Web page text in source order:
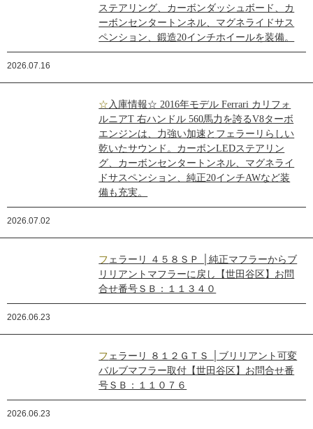
ステアリング、カーボンダッシュボード、カ
ーボンセンタートンネル、マグネライドサス
ペンション、鍛造20インチホイールを装備。
2026.07.16
☆入庫情報☆ 2016年モデル Ferrari カリフォ
ルニアT 右ハンドル 560馬力を誇るV8ターボ
エンジンは、力強い加速とフェラーリらしい
乾いたサウンド。カーボンLEDステアリン
グ、カーボンセンタートンネル、マグネライ
ドサスペンション、純正20インチAWなど装
備も充実。
2026.07.02
フェラーリ ４５８ＳＰ │純正マフラーからブ
リリアントマフラーに戻し【世田谷区】お問
合せ番号ＳＢ：１１３４０
2026.06.23
フェラーリ ８１２ＧＴＳ │ブリリアント可変
バルブマフラー取付【世田谷区】お問合せ番
号ＳＢ：１１０７６
2026.06.23